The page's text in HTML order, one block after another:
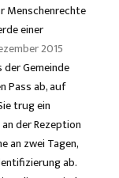
Menschenrechte
einer
2015
Gemeinde
Pass ab, auf
trug ein
der Rezeption
an zwei Tagen,
ab.